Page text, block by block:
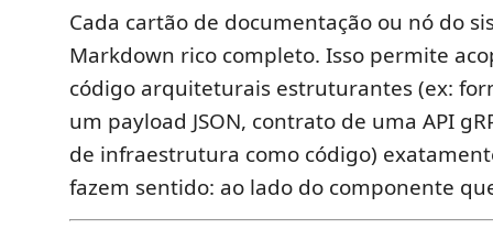
Cada cartão de documentação ou nó do
Markdown rico completo. Isso permite
código arquiteturais estruturantes (ex:
um payload JSON, contrato de uma API
de infraestrutura como código)
fazem sentido: ao lado do componente